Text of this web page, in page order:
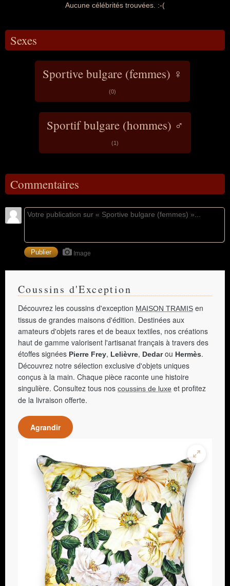
Aucune célébrités trouvées. :-(
Sexes
Sportive bulgare (femmes) ♀
(0)
Sportif bulgare (hommes) ♂
(1)
Commentaires
Image
Coussins d'Exception
Découvrez les coussins d'exception MAISON TRAMIS en
tissus de grandes maisons d'édition. Destinées aux
amateurs d'objets rares et de beaux textiles, nos créations
haut de gamme valorisent l'artisanat français à travers des
étoffes signées Pierre Frey, Lelièvre, Dedarou Hermès.
Découvrez notre sélection exclusive d'objets uniques
conçus à la main. Chaque pièce raconte une histoire
singulière. Consultez tous nos coussins de luxe et profitez
de la livraison offerte.
Agrandir